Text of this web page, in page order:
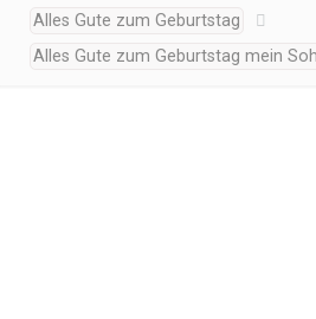
Alles Gute zum Geburtstag
Alles Gute zum Geburtstag mein